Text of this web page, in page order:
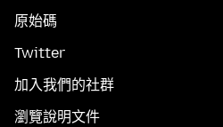
原始碼
Twitter
加入我們的社群
瀏覽說明文件